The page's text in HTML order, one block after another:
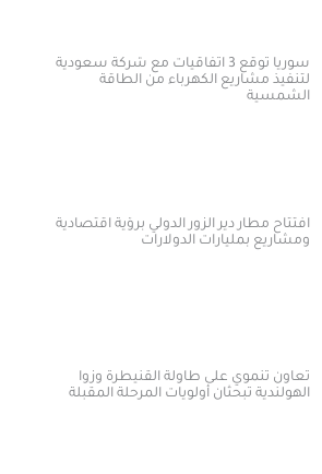
سوريا توقع 3 اتفاقيات مع شركة سعودية
الكهرباء من الطاقة
الزور الدولي برؤية اقتصادية
الدولارات
على طاولة القنيطرة وزوا
أولويات المرحلة المقبلة